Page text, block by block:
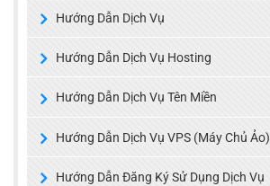
Hướng Dẫn Dịch Vụ
Hướng Dẫn Dịch Vụ Hosting
Hướng Dẫn Dịch Vụ Tên Miền
Hướng Dẫn Dịch Vụ VPS (Máy Chủ Ảo)
Hướng Dẫn Đăng Ký Sử Dụng Dịch Vụ